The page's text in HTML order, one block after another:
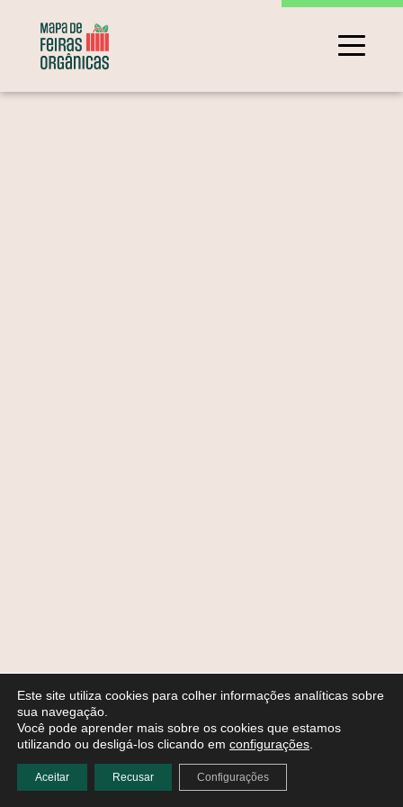
Este site utiliza cookies para colher informações analíticas sobre
sua navegação.
Você pode aprender mais sobre os cookies que estamos
utilizando ou desligá-los clicando em configurações
Aceitar Recusar Configurações